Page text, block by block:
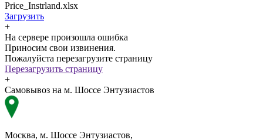
Price_Instrland.xlsx
Загрузить
+
На сервере произошла ошибка
Приносим свои извинения.
Пожалуйста перезагрузите страницу
Перезагрузить страницу
+
Самовывоз на м. Шоссе Энтузиастов
Москва, м. Шоссе Энтузиастов,